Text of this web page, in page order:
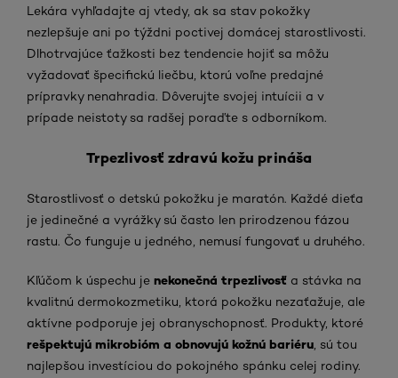
Lekára vyhľadajte aj vtedy, ak sa stav pokožky
nezlepšuje ani po týždni poctivej domácej starostlivosti.
Dlhotrvajúce ťažkosti bez tendencie hojiť sa môžu
vyžadovať špecifickú liečbu, ktorú voľne predajné
prípravky nenahradia. Dôverujte svojej intuícii a v
prípade neistoty sa radšej poraďte s odborníkom.
Trpezlivosť zdravú kožu prináša
Starostlivosť o detskú pokožku je maratón. Každé dieťa
je jedinečné a vyrážky sú často len prirodzenou fázou
rastu. Čo funguje u jedného, nemusí fungovať u druhého.
Kľúčom k úspechu je nekonečná trpezlivosť a stávka na
kvalitnú dermokozmetiku, ktorá pokožku nezaťažuje, ale
aktívne podporuje jej obranyschopnosť. Produkty, ktoré
rešpektujú mikrobióm a obnovujú kožnú bariéru , sú tou
najlepšou investíciou do pokojného spánku celej rodiny.